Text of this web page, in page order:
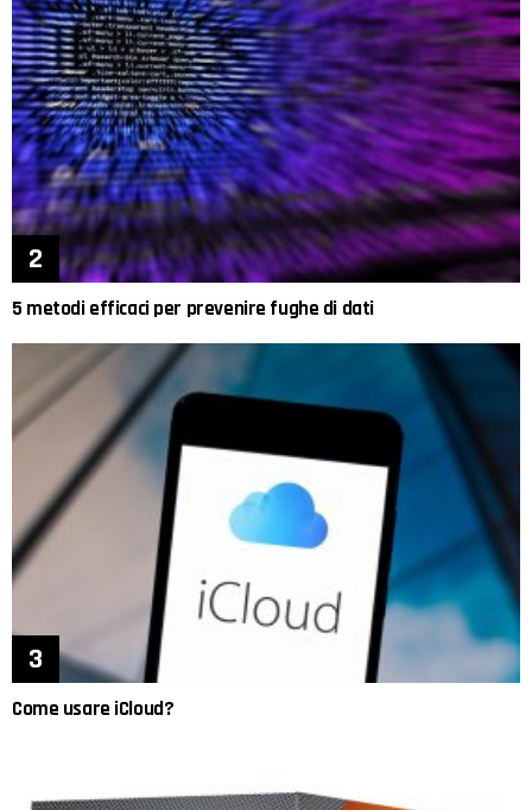
5 metodi efficaci per prevenire fughe di dati
Come usare iCloud?